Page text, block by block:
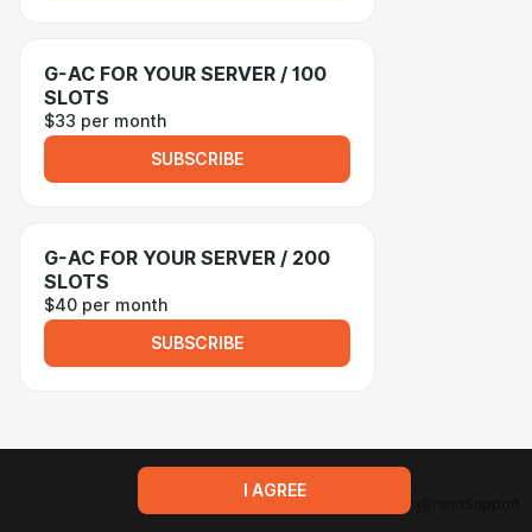
G-AC FOR YOUR SERVER / 100
SLOTS
$33 per month
SUBSCRIBE
G-AC FOR YOUR SERVER / 200
SLOTS
$40 per month
SUBSCRIBE
Privacy policy
I AGREE